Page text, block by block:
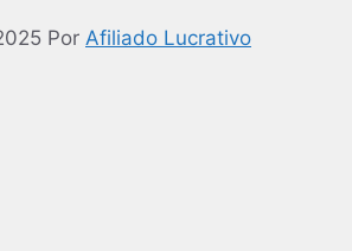
Por Afiliado Lucrativo